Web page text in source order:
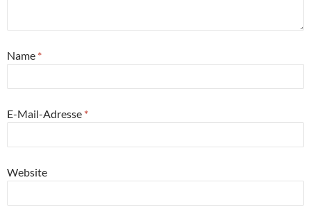
Name *
E-Mail-Adresse *
Website